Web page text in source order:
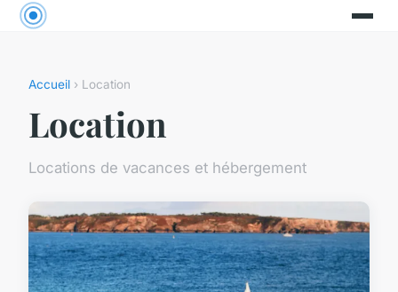
Accueil › Location
Location
Locations de vacances et hébergement